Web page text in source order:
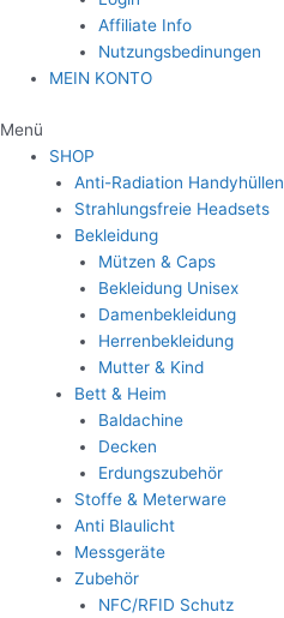
Affiliate Info
Nutzungsbedinungen
MEIN KONTO
Menü
SHOP
Anti-Radiation Handyhüllen
Strahlungsfreie Headsets
Bekleidung
Mützen & Caps
Bekleidung Unisex
Damenbekleidung
Herrenbekleidung
Mutter & Kind
Bett & Heim
Baldachine
Decken
Erdungszubehör
Stoffe & Meterware
Anti Blaulicht
Messgeräte
Zubehör
NFC/RFID Schutz